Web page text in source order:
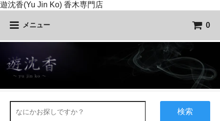
遊沈香(Yu Jin Ko) 香木専門店
メニュー 0
検索